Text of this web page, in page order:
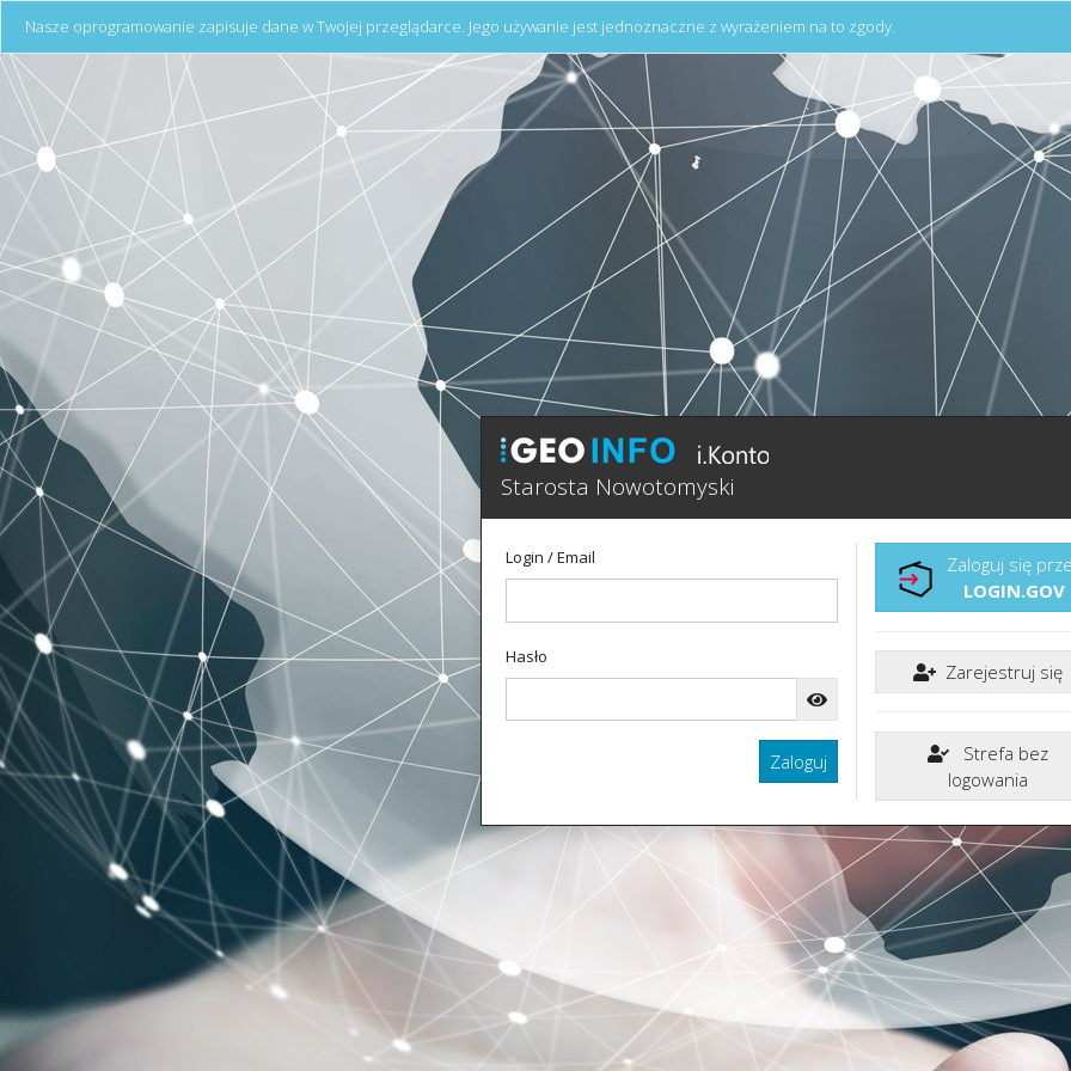
Nasze oprogramowanie zapisuje dane w Twojej przeglądarce. Jego używanie jest jednoznaczne z wyrażeniem na to zgody.
Starosta Nowotomyski
Login / Email
Hasło
Zaloguj
Zaloguj się
LOGIN.GOV
Zarejestruj się
logowania